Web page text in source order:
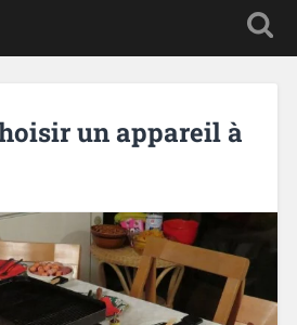
un appareil à